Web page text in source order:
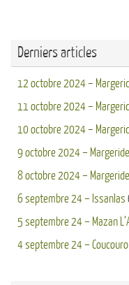
Derniers articles
12 octobre 2024 –
11 octobre 2024 –
10 octobre 2024 –
9 octobre 2024 –
8 octobre 2024 –
6 septembre 24 – Issanlas
5 septembre 24 – Mazan
4 septembre 24 –